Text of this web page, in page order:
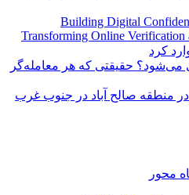
Building Digital
Transforming Online Verification
کرد
می‌شود؟ حقیقتی که هر معامله‌گر
منطقه صالح آباد در جنوب غرب
محور